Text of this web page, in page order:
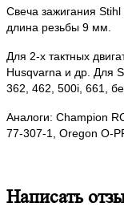
Свеча зажигания
длина резьбы 9 мм.
Для 2-х тактных
Husqvarna и др. Для
362, 462, 500i, 661,
Аналоги: Champion
77-307-1, Oregon O-
Написать